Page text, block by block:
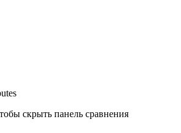
скрыть панель сравнения